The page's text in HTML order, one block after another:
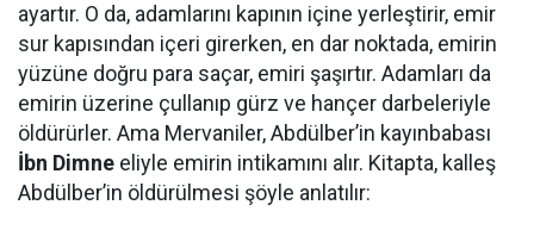
ayartır. O da, adamlarını kapının içine yerleştirir, emir
sur kapısından içeri girerken, en dar noktada, emirin
yüzüne doğru para saçar, emiri şaşırtır. Adamları da
emirin üzerine çullanıp gürz ve hançer darbeleriyle
öldürürler. Ama Mervaniler, Abdülber’in kayınbabası
İbn Dimne eliyle emirin intikamını alır. Kitapta, kalleş
Abdülber’in öldürülmesi şöyle anlatılır: